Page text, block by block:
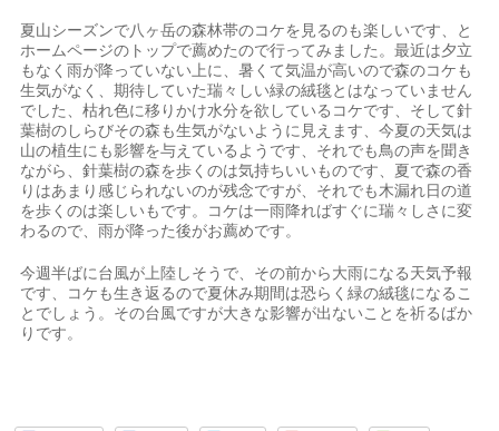
夏山シーズンで八ヶ岳の森林帯のコケを見るのも楽しいです、と
ホームページのトップで薦めたので行ってみました。最近は夕立
もなく雨が降っていない上に、暑くて気温が高いので森のコケも
生気がなく、期待していた瑞々しい緑の絨毯とはなっていません
でした、枯れ色に移りかけ水分を欲しているコケです、そして針
葉樹のしらびその森も生気がないように見えます、今夏の天気は
山の植生にも影響を与えているようです、それでも鳥の声を聞き
ながら、針葉樹の森を歩くのは気持ちいいものです、夏で森の香
りはあまり感じられないのが残念ですが、それでも木漏れ日の道
を歩くのは楽しいもです。コケは一雨降ればすぐに瑞々しさに変
わるので、雨が降った後がお薦めです。
今週半ばに台風が上陸しそうで、その前から大雨になる天気予報
です、コケも生き返るので夏休み期間は恐らく緑の絨毯になるこ
とでしょう。その台風ですが大きな影響が出ないことを祈るばか
りです。